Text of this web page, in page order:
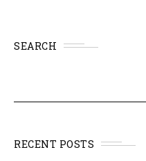
SEARCH
RECENT POSTS